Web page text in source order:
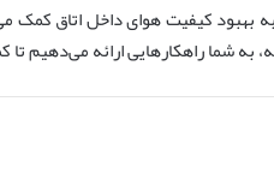
بهبود کیفیت هوای داخل اتاق
به شما راهکارهایی ارائه می‌دهیم